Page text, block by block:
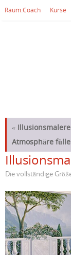
ZumRaum.Coach Kurse
«
Atmosphäre
Die vollständige